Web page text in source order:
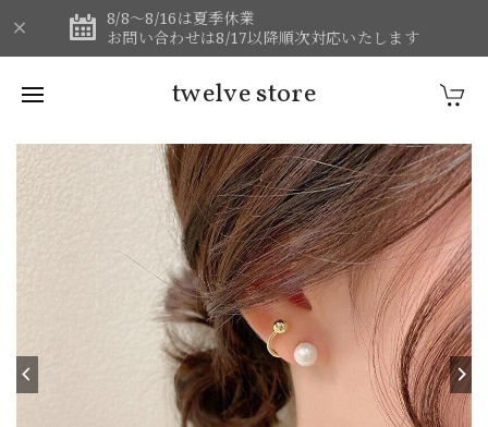
8/8～8/16は夏季休業
お問い合わせは8/17以降順次対応いたします
twelve store